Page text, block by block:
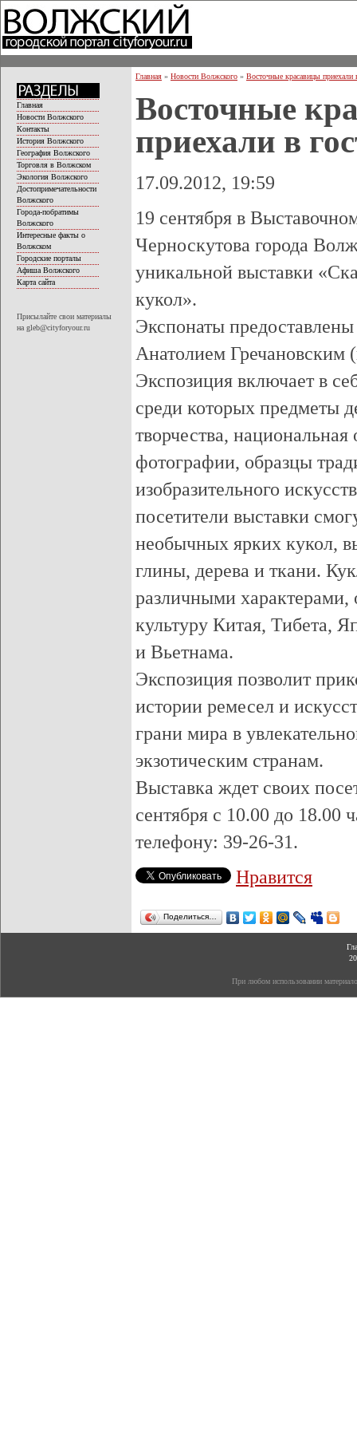
Главная
Новости Волжского
Контакты
История Волжского
География Волжского
Торговля в Волжском
Экология Волжского
Достопримечательности
Волжского
Города-побратимы
Волжского
Интересные факты о
Волжском
Городские порталы
Афиша Волжского
Карта сайта
Присылайте свои материалы
на gleb@cityforyour.ru
Главная » Новости Волжского » Восточные красавицы приехали
Восточные
приехали в
17.09.2012, 19:59
19 сентября в
Черноскутова города
уникальной выставки
кукол».
Экспонаты
Анатолием Гречановским
Экспозиция включает в
среди которых предметы
творчества,
фотографии, образцы
изобразительного
посетители выставки
необычных ярких кукол,
глины, дерева и ткани.
различными характерами,
культуру Китая, Тибета,
и Вьетнама.
Экспозиция позволит
истории ремесел и
грани мира в
экзотическим странам.
Выставка ждет своих
сентября с 10.00 до 18.00
телефону: 39-26-31.
Нравится
Поделиться…
При любом использовании